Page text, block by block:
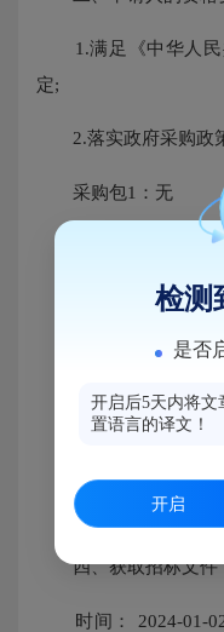
1.满足《中华人民
定;
2.落实政府采购政策
采购包1：无
3.本项目的特定资格
采购包1：无
三、采购项目需要
进口产品：不适用
环境标志产品：不
四、获取招标文件
时间： 2024-01-02
检测
是否
开启后5天内将
置语言的译文！
开启